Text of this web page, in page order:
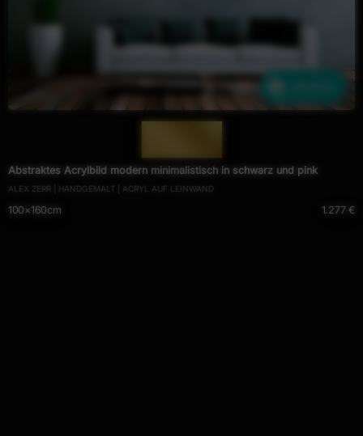
Abstraktes Acrylbild modern minimalistisch in schwarz und pink
ALEX ZERR | HANDGEMALT | ACRYL AUF LEINWAND
100×160cm 1.277 €